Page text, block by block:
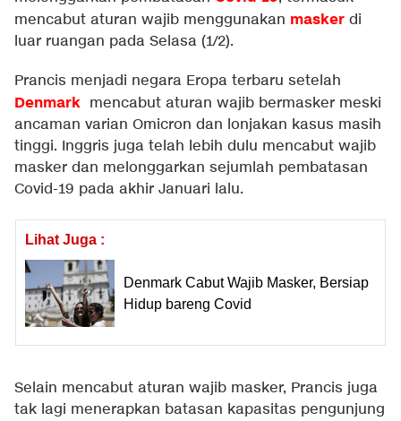
mencabut aturan wajib menggunakan masker di
luar ruangan pada Selasa (1/2).
Prancis menjadi negara Eropa terbaru setelah
Denmark mencabut aturan wajib bermasker meski
ancaman varian Omicron dan lonjakan kasus masih
tinggi. Inggris juga telah lebih dulu mencabut wajib
masker dan melonggarkan sejumlah pembatasan
Covid-19 pada akhir Januari lalu.
Lihat Juga :
Denmark Cabut Wajib Masker, Bersiap
Hidup bareng Covid
Selain mencabut aturan wajib masker, Prancis juga
tak lagi menerapkan batasan kapasitas pengunjung